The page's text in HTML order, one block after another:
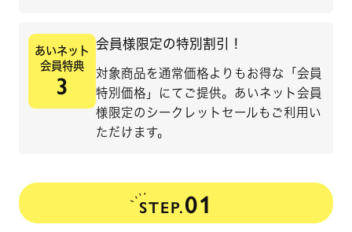
あいネット
会員特典
3
会員様限定の特別割引！
対象商品を通常価格よりもお得な「会員
特別価格」にてご提供。あいネット会員
様限定のシークレットセールもご利用い
ただけます。
STEP.01